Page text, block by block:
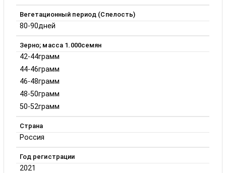
Вегетационный период (Спелость)
80-90дней
Зерно; масса 1.000семян
42-44грамм
44-46грамм
46-48грамм
48-50грамм
50-52грамм
Страна
Россия
Год регистрации
2021